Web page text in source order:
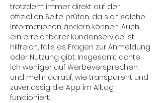
trotzdem immer direkt auf der
offiziellen Seite prüfen, da sich solche
Informationen ändern können. Auch
ein erreichbarer Kundenservice ist
hilfreich, falls es Fragen zur Anmeldung
oder Nutzung gibt. Insgesamt achte
ich weniger auf Werbeversprechen
und mehr darauf, wie transparent und
zuverlässig die App im Alltag
funktioniert.